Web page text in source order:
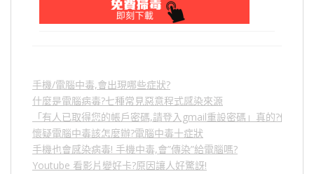
手機/電腦中毒,會出現哪些症狀?
什麼是電腦病毒?七種常見惡意程式感染來源
「有人已取得您的帳戶密碼,請登入gmail重設密碼」真的?假的?5
懷疑電腦中毒該怎麼辦?電腦中毒十症狀
手機也會感染病毒! 手機中毒,會”傳染”給電腦嗎?
Youtube 看影片變好卡?原因讓人好驚訝!